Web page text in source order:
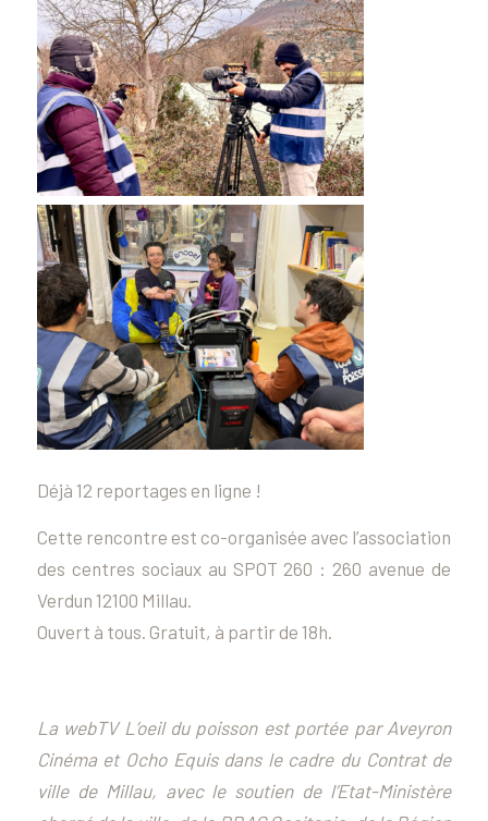
Déjà 12 reportages en ligne !
Cette rencontre est co-organisée avec l’association
des centres sociaux au SPOT 260 : 260 avenue de
Verdun 12100 Millau.
Ouvert à tous. Gratuit, à partir de 18h.
La webTV L’oeil du poisson est portée par Aveyron
Cinéma et Ocho Equis dans le cadre du Contrat de
ville de Millau, avec le soutien de l’Etat-Ministère